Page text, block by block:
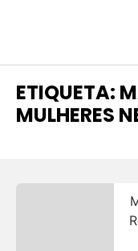
ETIQUETA:
MULHERES